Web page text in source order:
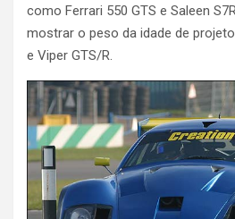
como Ferrari 550 GTS e Saleen
mostrar o peso da idade de
e Viper GTS/R.